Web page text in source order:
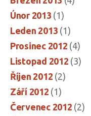
Únor 2013 (1)
Leden 2013 (1)
Prosinec 2012 (4)
Listopad 2012 (3)
Říjen 2012 (2)
Září 2012 (1)
Červenec 2012 (2)